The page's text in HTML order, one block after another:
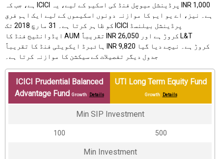
ہے، جب کہ ICICI پرڈینشل میوچل فنڈ کی اسکیم کے لیے، یہ INR 1,000
ہے۔ نیز، اے یو ایم کا موازنہ دونوں اسکیموں کے لیے ایک اہم فرق
کو ظاہر کرتا ہے۔ 31 مارچ 2018 تک ICICI پرڈینشل بیلنسڈ
ایڈوانٹیج فنڈ کا AUM تقریباً INR 26,050 کروڑ ہے اور L&T
ہائبرڈ ایکویٹی فنڈ کا تقریباً INR 9,820 کروڑ ہے۔ نیچے دیا گیا
جدول دیگر تفصیلات کے سیکشن کا موازنہ کرتا ہے۔
ICICI Prudential Balanced
Advantage Fund Growth Details
UTI Long Term Equity Fund
Growth Details
Min SIP Investment
₹100 ₹500
Min Investment